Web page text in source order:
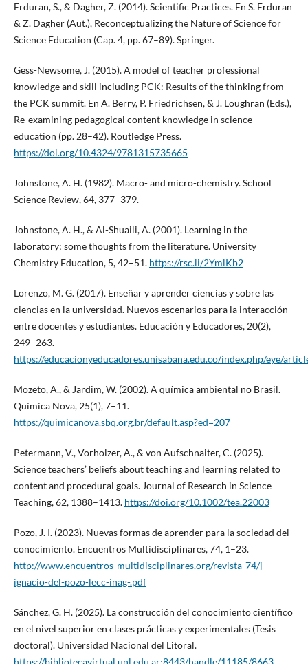
Erduran, S., & Dagher, Z. (2014). Scientific Practices. En S. Erduran
& Z. Dagher (Aut.), Reconceptualizing the Nature of Science for
Science Education (Cap. 4, pp. 67–89). Springer.
Gess-Newsome, J. (2015). A model of teacher professional
knowledge and skill including PCK: Results of the thinking from
the PCK summit. En A. Berry, P. Friedrichsen, & J. Loughran (Eds.),
Re-examining pedagogical content knowledge in science
education (pp. 28–42). Routledge Press.
https://doi.org/10.4324/9781315735665
Johnstone, A. H. (1982). Macro- and micro-chemistry. School
Science Review, 64, 377–379.
Johnstone, A. H., & Al-Shuaili, A. (2001). Learning in the
laboratory; some thoughts from the literature. University
Chemistry Education, 5, 42–51. https://rsc.li/2YmlKb2
Lorenzo, M. G. (2017). Enseñar y aprender ciencias y sobre las
ciencias en la universidad. Nuevos escenarios para la interacción
entre docentes y estudiantes. Educación y Educadores, 20(2),
249–263.
https://educacionyeducadores.unisabana.edu.co/index.php/eye/
Mozeto, A., & Jardim, W. (2002). A química ambiental no Brasil.
Química Nova, 25(1), 7–11.
https://quimicanova.sbq.org.br/default.asp?ed=207
Petermann, V., Vorholzer, A., & von Aufschnaiter, C. (2025).
Science teachers’ beliefs about teaching and learning related to
content and procedural goals. Journal of Research in Science
Teaching, 62, 1388–1413. https://doi.org/10.1002/tea.22003
Pozo, J. I. (2023). Nuevas formas de aprender para la sociedad del
conocimiento. Encuentros Multidisciplinares, 74, 1–23.
http://www.encuentros-multidisciplinares.org/revista-74/j-
ignacio-del-pozo-lecc-inag-.pdf
Sánchez, G. H. (2025). La construcción del conocimiento científico
en el nivel superior en clases prácticas y experimentales (Tesis
doctoral). Universidad Nacional del Litoral.